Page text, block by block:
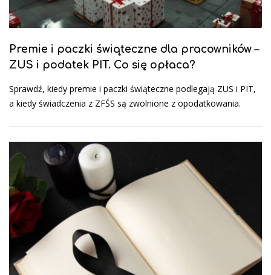
Premie i paczki świąteczne dla pracowników –
ZUS i podatek PIT. Co się opłaca?
Sprawdź, kiedy premie i paczki świąteczne podlegają ZUS i PIT,
a kiedy świadczenia z ZFŚS są zwolnione z opodatkowania.